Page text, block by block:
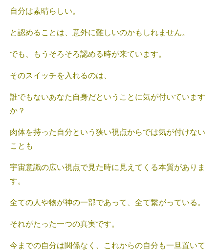
自分は素晴らしい。
と認めることは、意外に難しいのかもしれません。
でも、もうそろそろ認める時が来ています。
そのスイッチを入れるのは、
誰でもないあなた自身だということに気が付いています
か？
肉体を持った自分という狭い視点からでは気が付けない
ことも
宇宙意識の広い視点で見た時に見えてくる本質がありま
す。
全ての人や物が神の一部であって、全て繋がっている。
それがたった一つの真実です。
今までの自分は関係なく、これからの自分も一旦置いて